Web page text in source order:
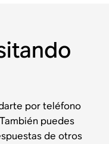
por teléfono
puedes
de otros